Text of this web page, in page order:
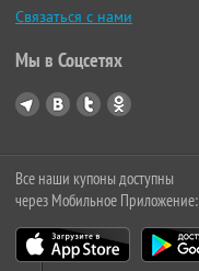
Связаться с нами
Мы в Соцсетях
Все наши купоны доступны
через Мобильное Приложение: